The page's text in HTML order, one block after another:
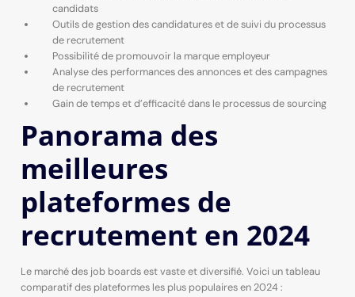
candidats
Outils de gestion des candidatures et de suivi du processus
de recrutement
Possibilité de promouvoir la marque employeur
Analyse des performances des annonces et des campagnes
de recrutement
Gain de temps et d’efficacité dans le processus de sourcing
Panorama des
meilleures
plateformes de
recrutement en 2024
Le marché des job boards est vaste et diversifié. Voici un tableau
comparatif des plateformes les plus populaires en 2024 :